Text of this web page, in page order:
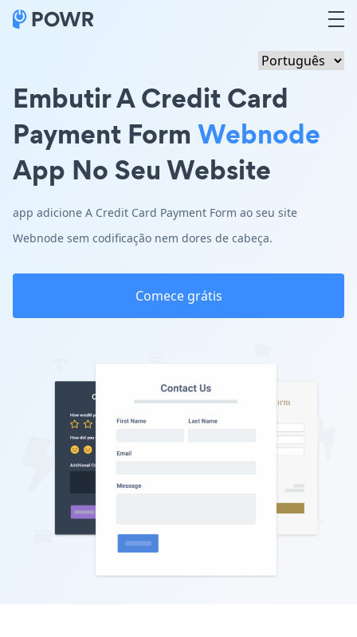
Embutir A Credit Card
Payment Form Webnode
App No Seu Website
app adicione A Credit Card Payment Form ao seu site
Webnode sem codificação nem dores de cabeça.
Comece grátis